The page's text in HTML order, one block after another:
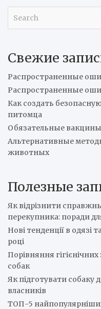
c
Свежие
Распространенные
Распространенные
Как создать
питомца
Обязательные
Альтернативные
животных
Полезные
Як відрізнити
перекупника: поради
Нові тенденції в одязі
році
Порівняння
собак
Як підготувати собаку
власників
ТОП-5 найпопулярніших